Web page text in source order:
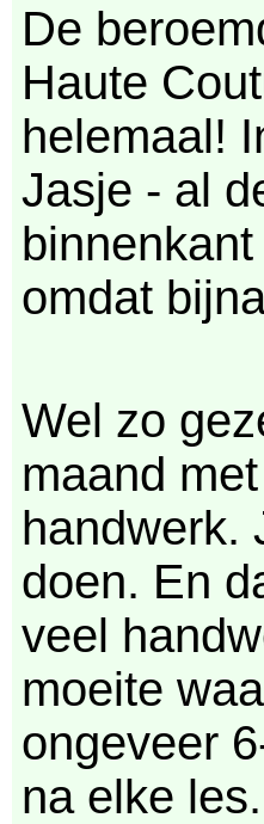
De
Haute
helemaal!
Jasje - al
omdat
Wel zo
maand
handwerk.
doen. En
veel
moeite
ongeveer
na elke les.